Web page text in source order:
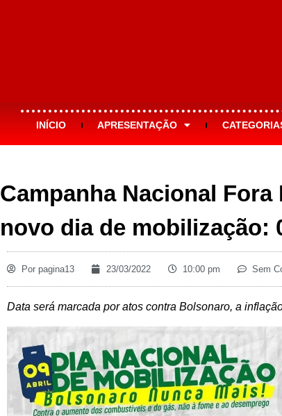
INÍCIO APRESENTAÇÃO
Campanha Nacional
novo dia de mobilização:
Por pagina13 23/03/2022 10:00 pm Sem
Data será marcada por atos contra Bolsonaro, a